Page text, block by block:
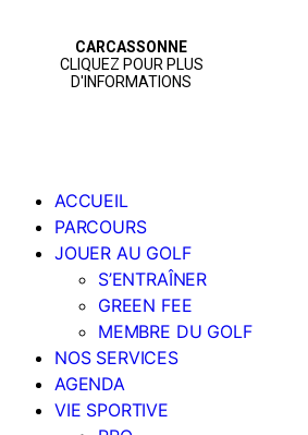
ACCUEIL
PARCOURS
JOUER AU GOLF
S’ENTRAÎNER
GREEN FEE
MEMBRE DU GOLF
NOS SERVICES
AGENDA
VIE SPORTIVE